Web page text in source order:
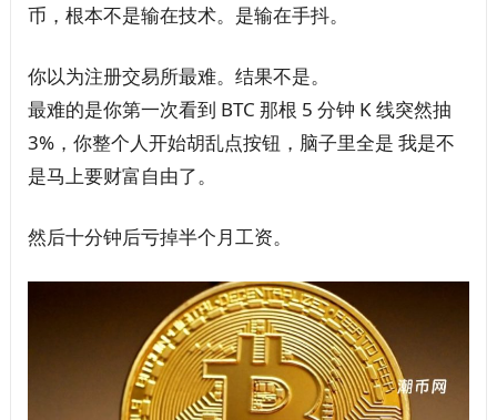
币，根本不是输在技术。是输在手抖。
你以为注册交易所最难。结果不是。
最难的是你第一次看到 BTC 那根 5 分钟 K 线突然抽
3%，你整个人开始胡乱点按钮，脑子里全是 我是不
是马上要财富自由了。
然后十分钟后亏掉半个月工资。